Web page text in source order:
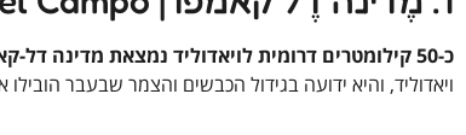
כ-50 קילומטרים דרומית לויאדוליד נמצאת מדינה דל-קאמפו
ויאדוליד, והיא ידועה בגידול הכבשים והצמר שבעבר